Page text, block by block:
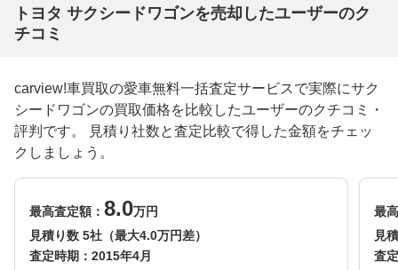
トヨタ サクシードワゴンを売却したユーザーのク
チコミ
carview!車買取の愛車無料一括査定サービスで実際にサク
シードワゴンの買取価格を比較したユーザーのクチコミ・
評判です。 見積り社数と査定比較で得した金額をチェッ
クしましょう。
最高査定額： 8.0万円
見積り数 5社（最大4.0万円差）
査定時期： 2015年4月
最
見
査